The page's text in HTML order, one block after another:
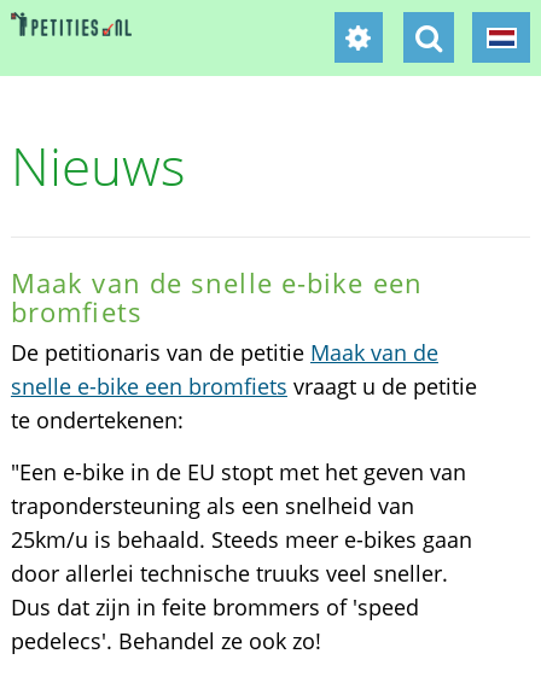
Nieuws
Maak van de snelle e-bike een
bromfiets
De petitionaris van de petitie Maak van de
snelle e-bike een bromfiets vraagt u de petitie
te ondertekenen:
"Een e-bike in de EU stopt met het geven van
trapondersteuning als een snelheid van
25km/u is behaald. Steeds meer e-bikes gaan
door allerlei technische truuks veel sneller.
Dus dat zijn in feite brommers of 'speed
pedelecs'. Behandel ze ook zo!